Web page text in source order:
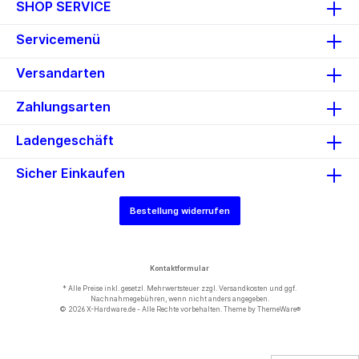
SHOP SERVICE
Servicemenü
Versandarten
Zahlungsarten
Ladengeschäft
Sicher Einkaufen
Bestellung widerrufen
Kontaktformular
* Alle Preise inkl. gesetzl. Mehrwertsteuer zzgl.Versandkosten und ggf.
Nachnahmegebühren, wenn nicht anders angegeben.
© 2026 X-Hardware.de - Alle Rechte vorbehalten. Theme byThemeWare®